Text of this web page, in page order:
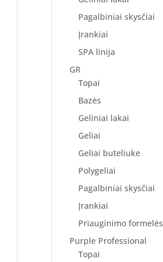
Pagalbiniai skysčiai
Įrankiai
SPA linija
GR
Topai
Bazės
Geliniai lakai
Geliai
Geliai buteliuke
Polygeliai
Pagalbiniai skysčiai
Įrankiai
Priauginimo formelės
Purple Professional
Topai